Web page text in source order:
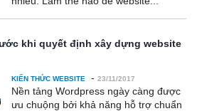
khi quyết định xây dựng website
KIẾN THỨC WEBSITE - 23/11/2017
Nền tảng Wordpress ngày càng được
ưu chuộng bởi khả năng hỗ trợ chuẩn